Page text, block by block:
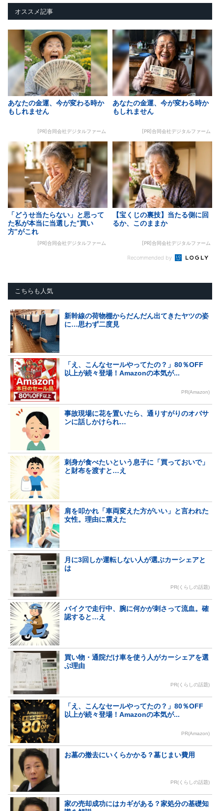
オススメ記事
あなたの金運、今が変わる時か
もしれません
[PR]合同会社デジタルファーム
あなたの金運、今が変わる時か
もしれません
[PR]合同会社デジタルファーム
「どうせ当たらない」と思って
た私が本当に当選した“買い
方”がこれ
[PR]合同会社デジタルファーム
【宝くじの裏技】当たる側に回
るか、このままか
[PR]合同会社デジタルファーム
Recommended by
こちらも人気
新幹線の荷物棚からだんだん出てきたヤツの姿
に…思わず二度見
「え、こんなセールやってたの？」80％OFF
以上が続々登場！Amazonの本気が...
PR(Amazon)
事故現場に花を置いたら、通りすがりのオバサ
ンに話しかけられ…
刺身が食べたいという息子に「買っておいで」
と財布を渡すと…え
肩を叩かれ「車両変えた方がいい」と言われた
女性。理由に震えた
月に3回しか運転しない人が選ぶカーシェアと
は
PR(くらしの話題)
バイクで走行中、腕に何かが刺さって流血。確
認すると…え
買い物・通院だけ車を使う人がカーシェアを選
ぶ理由
PR(くらしの話題)
「え、こんなセールやってたの？」80％OFF
以上が続々登場！Amazonの本気が...
PR(Amazon)
お墓の撤去にいくらかかる？墓じまい費用
PR(くらしの話題)
家の売却成功にはカギがある？家処分の基礎知